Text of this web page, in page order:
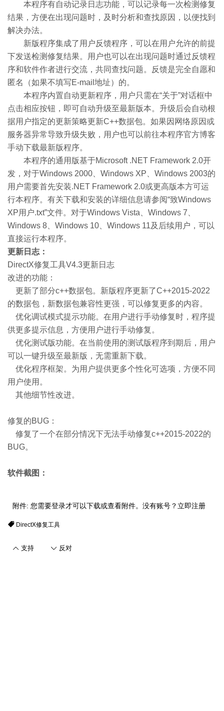
本程序有自动记录日志功能，可以记录每一次检测修复
结果，方便在出现问题时，及时分析和查找原因，以便找到
解决办法。
新版程序集成了用户反馈程序，可以在用户允许的前提
下发送检测修复结果。用户也可以在出现问题时通过反馈程
序和软件作者进行交流，共同查找问题。反馈是完全自愿和
匿名（如果不填写E-mail地址）的。
本程序内置自动更新程序，用户只需在“关于”对话框中
点击相应按钮，即可自动升级至最新版本。升级后会自动根
据用户指定的更新策略更新C++数据包。如果因网络原因或
服务器异常导致升级失败，用户也可以前往本程序官方博客
手动下载最新版程序。
本程序的通用版基于Microsoft .NET Framework 2.0开
发，对于Windows 2000、Windows XP、Windows 2003的
用户需要首先安装.NET Framework 2.0或更高版本方可运
行本程序。有关下载和安装的详细信息请参阅“致Windows
XP用户.txt”文件。对于Windows Vista、Windows 7、
Windows 8、Windows 10、Windows 11及后续用户，可以
直接运行本程序。
更新日志：
DirectX修复工具V4.3更新日志
改进的功能：
更新了部分c++数据包。新版程序更新了C++2015-2022
的数据包，新数据包兼容性更强，可以修复更多的内容。
优化调试模式提示功能。在用户进行手动修复时，程序提
供更多提示信息，方便用户进行手动修复。
优化测试版功能。在当前使用的测试版程序到期后，用户
可以一键升级至最新版，无需重新下载。
优化程序框架。为用户提供更多个性化可选项，方便不同
用户使用。
其他细节性改进。
修复的BUG：
修复了一个在部分情况下无法手动修复c++2015-2022的
BUG。
软件截图：
附件: 您需要登录才可以下载或查看附件。没有账号？ 立即注册
DirectX修复工具
支持 反对